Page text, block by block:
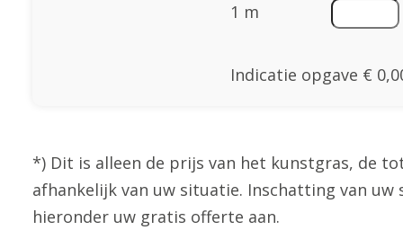
1 m
Indicatie opgave €
*) Dit is alleen de prijs van het kunstgras, de
afhankelijk van uw situatie. Inschatting van uw
hieronder uw gratis offerte aan.